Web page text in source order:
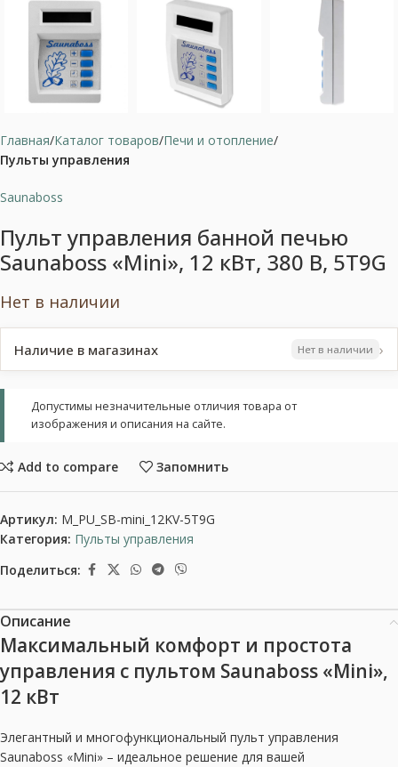
Главная Каталог товаров Печи и отопление
Пульты управления
Saunaboss
Пульт управления банной печью
Saunaboss «Mini», 12 кВт, 380 В, 5T9G
Нет в наличии
Наличие в магазинах Нет в наличии ›
Допустимы незначительные отличия товара от
изображения и описания на сайте.
Add to compare Запомнить
Артикул: M_PU_SB-mini_12KV-5T9G
Категория: Пульты управления
Поделиться:
Описание
Максимальный комфорт и простота
управления с пультом Saunaboss «Mini»,
12 кВт
Элегантный и многофункциональный пульт управления
Saunaboss «Mini» – идеальное решение для вашей